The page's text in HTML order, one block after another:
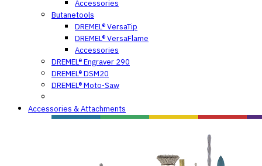
Accessories
Butanetools
DREMEL® VersaTip
DREMEL® VersaFlame
Accessories
DREMEL® Engraver 290
DREMEL® DSM20
DREMEL® Moto-Saw
Accessories & Attachments